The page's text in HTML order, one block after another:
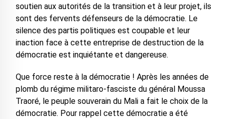
soutien aux autorités de la transition et à leur projet, ils
sont des fervents défenseurs de la démocratie. Le
silence des partis politiques est coupable et leur
inaction face à cette entreprise de destruction de la
démocratie est inquiétante et dangereuse.
Que force reste à la démocratie ! Après les années de
plomb du régime militaro-fasciste du général Moussa
Traoré, le peuple souverain du Mali a fait le choix de la
démocratie. Pour rappel cette démocratie a été